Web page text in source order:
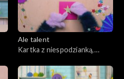
Ale talent
Kartka z niespodzianką,